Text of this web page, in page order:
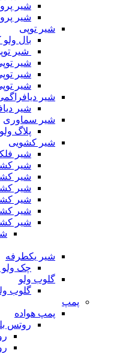
شیر
شیر
شیر توپی
بال ولو
شیر
شیر
شیر
شیر
شیر
شیر
شیر سماوری
پلاگ ولو
شیر کشویی
شیر
شیر
شیر
شیر
شیر
شیر
شیر
شیر یکطرفه
چک ولو
گلوب ولو
گلوب
پمپ
پمپ هواده
روتس